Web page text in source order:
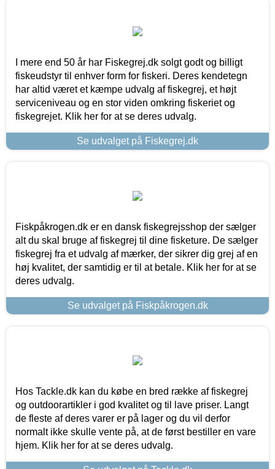
I mere end 50 år har Fiskegrej.dk solgt godt og billigt
fiskeudstyr til enhver form for fiskeri. Deres kendetegn
har altid været et kæmpe udvalg af fiskegrej, et højt
serviceniveau og en stor viden omkring fiskeriet og
fiskegrejet. Klik her for at se deres udvalg.
Se udvalget på Fiskegrej.dk
Fiskpåkrogen.dk er en dansk fiskegrejsshop der sælger
alt du skal bruge af fiskegrej til dine fisketure. De sælger
fiskegrej fra et udvalg af mærker, der sikrer dig grej af en
høj kvalitet, der samtidig er til at betale. Klik her for at se
deres udvalg.
Se udvalget på Fiskpåkrogen.dk
Hos Tackle.dk kan du købe en bred række af fiskegrej
og outdoorartikler i god kvalitet og til lave priser. Langt
de fleste af deres varer er på lager og du vil derfor
normalt ikke skulle vente på, at de først bestiller en vare
hjem. Klik her for at se deres udvalg.